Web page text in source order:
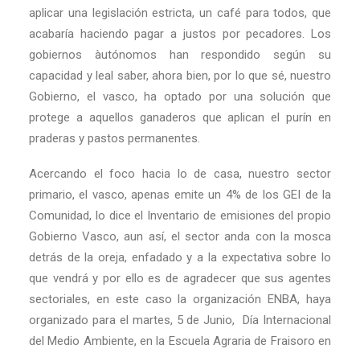
aplicar una legislación estricta, un café para todos, que
acabaría haciendo pagar a justos por pecadores. Los
gobiernos àutónomos han respondido según su
capacidad y leal saber, ahora bien, por lo que sé, nuestro
Gobierno, el vasco, ha optado por una solución que
protege a aquellos ganaderos que aplican el purín en
praderas y pastos permanentes.
Acercando el foco hacia lo de casa, nuestro sector
primario, el vasco, apenas emite un 4% de los GEI de la
Comunidad, lo dice el Inventario de emisiones del propio
Gobierno Vasco, aun así, el sector anda con la mosca
detrás de la oreja, enfadado y a la expectativa sobre lo
que vendrá y por ello es de agradecer que sus agentes
sectoriales, en este caso la organización ENBA, haya
organizado para el martes, 5 de Junio, Día Internacional
del Medio Ambiente, en la Escuela Agraria de Fraisoro en